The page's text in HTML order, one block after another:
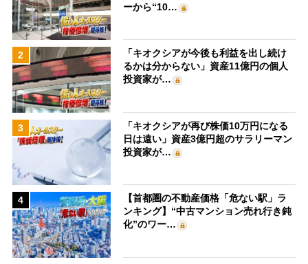
ーから“10…
2
「キオクシアが今後も利益を出し続け
るかは分からない」資産11億円の個人
投資家が…
3
「キオクシアが再び株価10万円になる
日は遠い」資産3億円超のサラリーマン
投資家が…
4
【首都圏の不動産価格「危ない駅」ラ
ンキング】“中古マンション売れ行き鈍
化”のワー…